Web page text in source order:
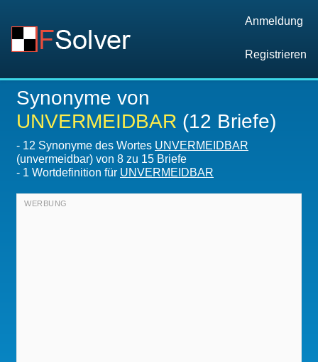
Anmeldung
Registrieren
Synonyme von
UNVERMEIDBAR (12 Briefe)
- 12 Synonyme des Wortes UNVERMEIDBAR
(unvermeidbar) von 8 zu 15 Briefe
- 1 Wortdefinition für UNVERMEIDBAR